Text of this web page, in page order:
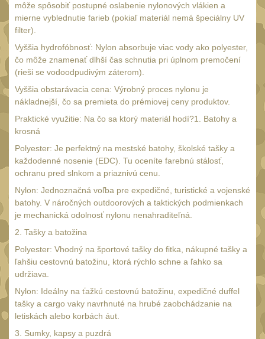
.243 .260 (6.5mm) 7
.270 .280 (7mm)
.30 .308 (7.62mm)11
.40 .41
.44 .45 6
19116
Méně než 200 lm
200 - 500 lm2
510 - 990 lm 3
1000 - 2000 lm
Nad 2000 lm8
Speciální svítilny 12
môže spôsobiť postupné oslabenie nylonových vlákien a
mierne vyblednutie farieb (pokiaľ materiál nemá špeciálny UV
filter).
Vyššia hydrofóbnosť: Nylon absorbuje viac vody ako polyester,
čo môže znamenať dlhší čas schnutia pri úplnom premočení
(rieši se vodoodpudivým záterom).
Vyššia obstarávacia cena: Výrobný proces nylonu je
nákladnejší, čo sa premieta do prémiovej ceny produktov.
Praktické využitie: Na čo sa ktorý materiál hodí?1. Batohy a
krosná
Polyester: Je perfektný na mestské batohy, školské tašky a
každodenné nosenie (EDC). Tu oceníte farebnú stálosť,
ochranu pred slnkom a priaznivú cenu.
Nylon: Jednoznačná voľba pre expedičné, turistické a vojenské
batohy. V náročných outdoorových a taktických podmienkach
je mechanická odolnosť nylonu nenahraditeľná.
2. Tašky a batožina
Polyester: Vhodný na športové tašky do fitka, nákupné tašky a
ľahšiu cestovnú batožinu, ktorá rýchlo schne a ľahko sa
udržiava.
Nylon: Ideálny na ťažkú cestovnú batožinu, expedičné duffel
tašky a cargo vaky navrhnuté na hrubé zaobchádzanie na
letiskách alebo korbách áut.
3. Sumky, kapsy a puzdrá